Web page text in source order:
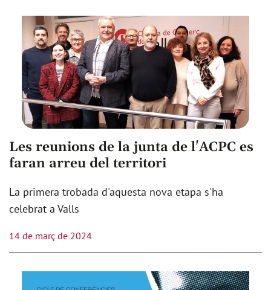
Les reunions de la junta de l'ACPC es
faran arreu del territori
La primera trobada d'aquesta nova etapa s'ha
celebrat a Valls
14 de març de 2024